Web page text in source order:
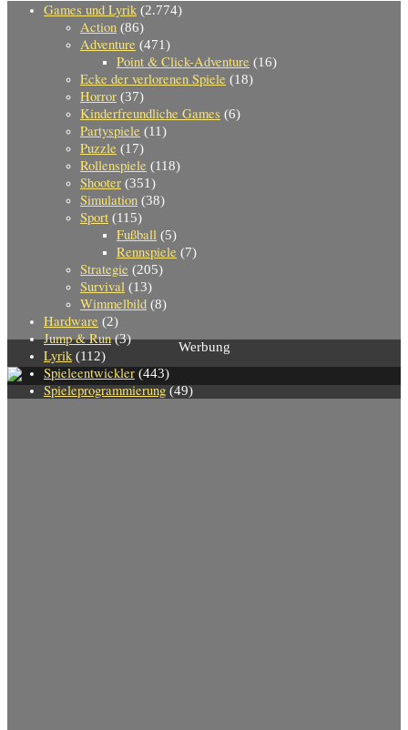
Games und Lyrik (2.774)
Action (86)
Adventure (471)
Point & Click-Adventure (16)
Ecke der verlorenen Spiele (18)
Horror (37)
Kinderfreundliche Games (6)
Partyspiele (11)
Puzzle (17)
Rollenspiele (118)
Shooter (351)
Simulation (38)
Sport (115)
Fußball (5)
Rennspiele (7)
Strategie (205)
Survival (13)
Wimmelbild (8)
Hardware (2)
Jump & Run(3)
Lyrik (112)
Spieleentwickler (443)
Spieleprogrammierung (49)
Werbung